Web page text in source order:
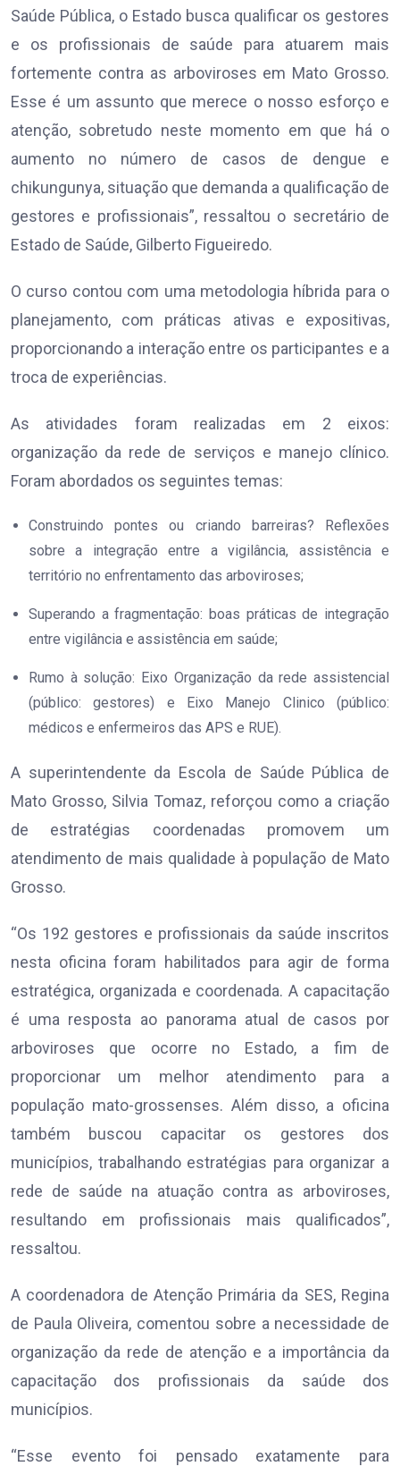
Saúde Pública, o Estado busca qualificar os gestores
e os profissionais de saúde para atuarem mais
fortemente contra as arboviroses em Mato Grosso.
Esse é um assunto que merece o nosso esforço e
atenção, sobretudo neste momento em que há o
aumento no número de casos de dengue e
chikungunya, situação que demanda a qualificação de
gestores e profissionais”, ressaltou o secretário de
Estado de Saúde, Gilberto Figueiredo.
O curso contou com uma metodologia híbrida para o
planejamento, com práticas ativas e expositivas,
proporcionando a interação entre os participantes e a
troca de experiências.
As atividades foram realizadas em 2 eixos:
organização da rede de serviços e manejo clínico.
Foram abordados os seguintes temas:
Construindo pontes ou criando barreiras? Reflexões
sobre a integração entre a vigilância, assistência e
território no enfrentamento das arboviroses;
Superando a fragmentação: boas práticas de integração
entre vigilância e assistência em saúde;
Rumo à solução: Eixo Organização da rede assistencial
(público: gestores) e Eixo Manejo Clinico (público:
médicos e enfermeiros das APS e RUE).
A superintendente da Escola de Saúde Pública de
Mato Grosso, Silvia Tomaz, reforçou como a criação
de estratégias coordenadas promovem um
atendimento de mais qualidade à população de Mato
Grosso.
“Os 192 gestores e profissionais da saúde inscritos
nesta oficina foram habilitados para agir de forma
estratégica, organizada e coordenada. A capacitação
é uma resposta ao panorama atual de casos por
arboviroses que ocorre no Estado, a fim de
proporcionar um melhor atendimento para a
população mato-grossenses. Além disso, a oficina
também buscou capacitar os gestores dos
municípios, trabalhando estratégias para organizar a
rede de saúde na atuação contra as arboviroses,
resultando em profissionais mais qualificados”,
ressaltou.
A coordenadora de Atenção Primária da SES, Regina
de Paula Oliveira, comentou sobre a necessidade de
organização da rede de atenção e a importância da
capacitação dos profissionais da saúde dos
municípios.
“Esse evento foi pensado exatamente para